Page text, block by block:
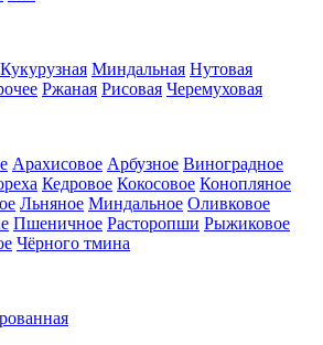
Кукурузная Миндальная Нутовая
Ржаная Рисовая Черемуховая
Арахисовое Арбузное Виноградное
Кедровое Кокосовое Конопляное
Льняное Миндальное Оливковое
Пшеничное Расторопши Рыжиковое
Чёрного тмина